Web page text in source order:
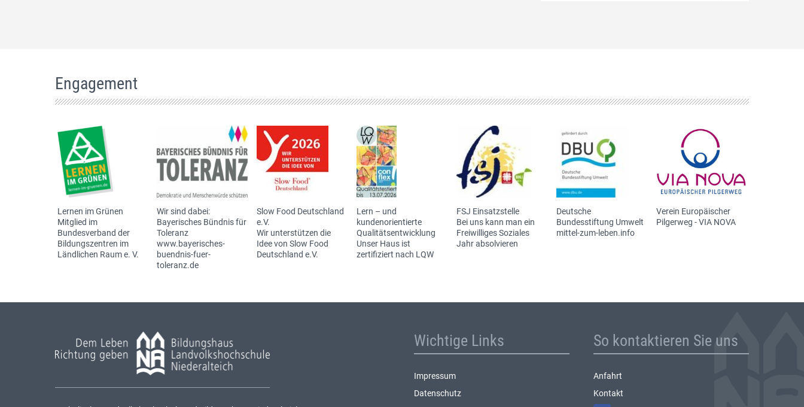
Engagement
Lernen im Grünen
Mitglied im
Bundesverband der
Bildungszentren im
Ländlichen Raum e. V.
Wir sind dabei:
Bayerisches Bündnis für
Toleranz
www.bayerisches-
buendnis-fuer-
toleranz.de
Slow Food Deutschland
e.V.
Wir unterstützen die
Idee von Slow Food
Deutschland e.V.
Lern – und
kundenorientierte
Qualitätsentwicklung
Unser Haus ist
zertifiziert nach LQW
FSJ Einsatzstelle
Bei uns kann man ein
Freiwilliges Soziales
Jahr absolvieren
Deutsche
Bundesstiftung Umwelt
mittel-zum-leben.info
Verein Europäischer
Pilgerweg - VIA NOVA
Wichtige Links
Impressum
Datenschutz
So kontaktieren Sie uns
Anfahrt
Kontakt